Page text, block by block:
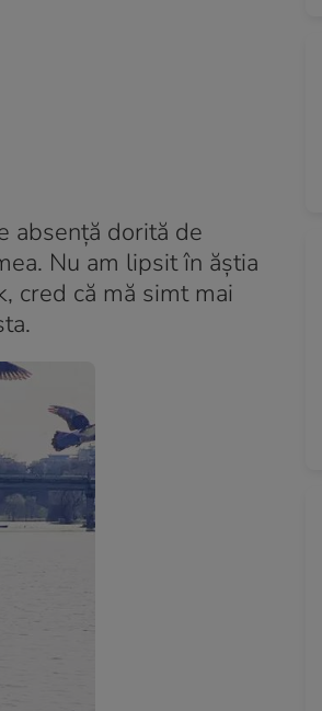
absență dorită de
Nu am lipsit în ăștia
cred că mă simt mai